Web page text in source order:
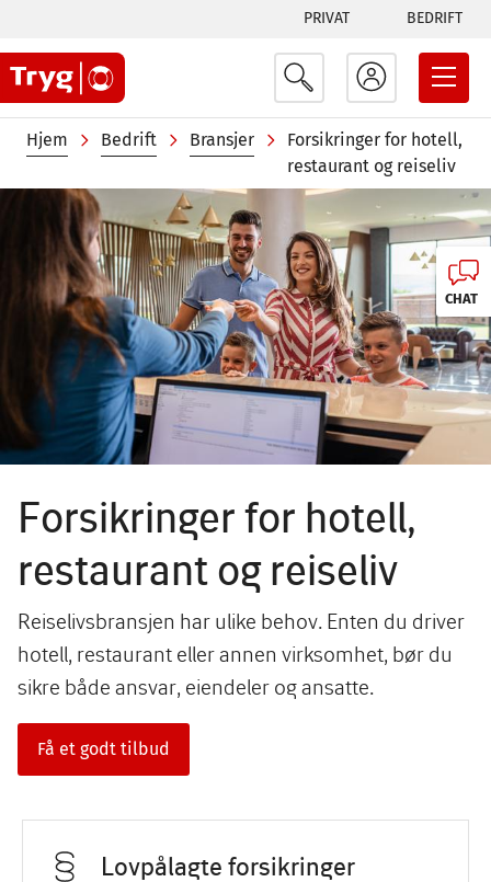
hovedinnhold
Tabs
menu
PRIVAT BEDRIFT
Navigasjonssti
Hjem Bedrift Bransjer
Forsikringer for hotell,
restaurant og reiseliv
Forsikringer for hotell,
restaurant og reiseliv
Reiselivsbransjen har ulike behov. Enten du driver
hotell, restaurant eller annen virksomhet, bør du
sikre både ansvar, eiendeler og ansatte.
Få et godt tilbud
Lovpålagte forsikringer
CHAT